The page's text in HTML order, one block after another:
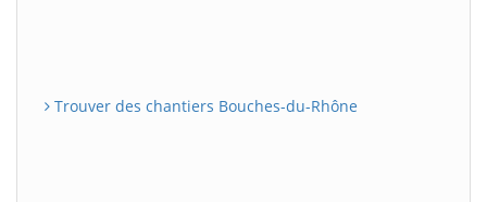
Trouver des chantiers Bouches-du-Rhône